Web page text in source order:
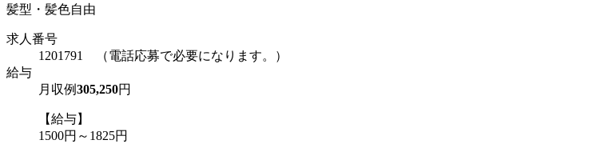
髪型・髪色自由
求人番号
1201791 （電話応募で必要になります。）
給与
月収例305,250円
【給与】
1500円～1825円